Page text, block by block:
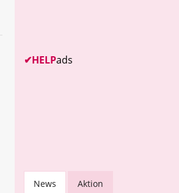
✔HELPads
News Aktion